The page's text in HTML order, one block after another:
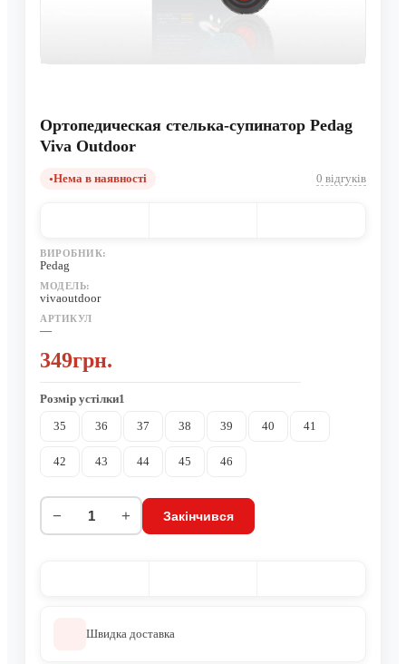
Ортопедическая стелька-супинатор Pedag
Viva Outdoor
Нема в наявності 0 відгуків
ВИРОБНИК:
Pedag
МОДЕЛЬ:
vivaoutdoor
АРТИКУЛ
—
349грн.
Розмiр устiлки1
35
36 37 38 39 40 41
42 43 44 45 46
− + Закінчився
Швидка доставка